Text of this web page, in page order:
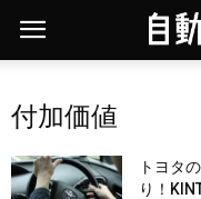
付加価値
トヨタ
り！